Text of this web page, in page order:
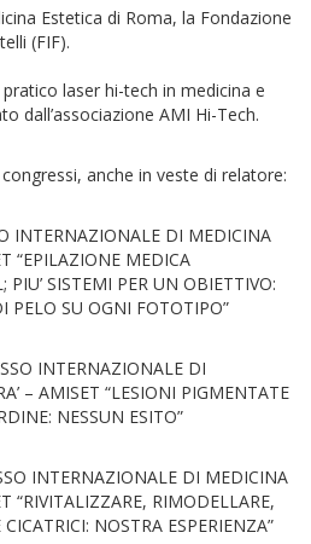
Estetica di Roma, la Fondazione
(FIF).
laser hi-tech in medicina e
dall’associazione AMI Hi-Tech.
anche in veste di relatore:
INTERNAZIONALE DI MEDICINA
“EPILAZIONE MEDICA
PIU’ SISTEMI PER UN OBIETTIVO:
PELO SU OGNI FOTOTIPO”
INTERNAZIONALE DI
– AMISET “LESIONI PIGMENTATE
NESSUN ESITO”
INTERNAZIONALE DI MEDICINA
“RIVITALIZZARE, RIMODELLARE,
NOSTRA ESPERIENZA”